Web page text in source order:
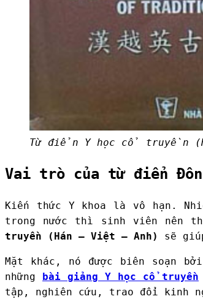
Từ điển Y học cổ truyền
Vai trò của từ điển
Kiến thức Y khoa là vô hạn.
trong nước thì sinh viên nên
truyền (Hán – Việt – Anh)
sẽ
Mặt khác, nó được biên soạn
những
bài giảng Y học cổ truyền
tập, nghiên cứu, trao đổi kinh